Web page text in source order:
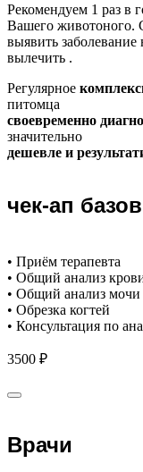
Рекомендуем 1 раз в
Вашего животоного.
выявить
вылечить .
Регулярное
питомца
своевременно
значительно
дешевле и
чек-ап
• Приём терапевта
• Общий анализ
• Общий анализ мочи
• Обрезка когтей
• Консультация по
3500 ₽
Врачи